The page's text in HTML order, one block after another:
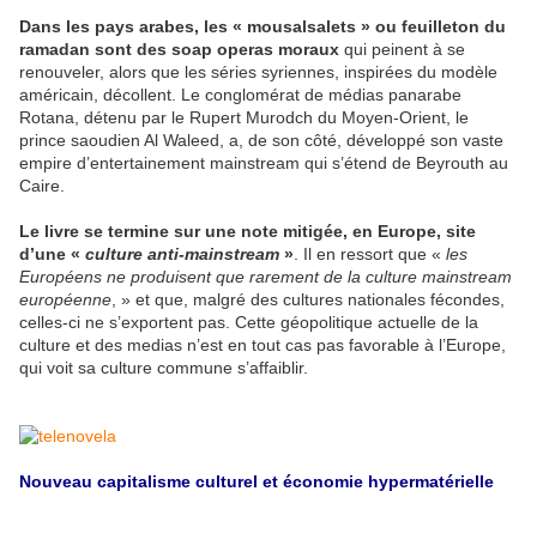
Dans les pays arabes, les « mousalsalets » ou feuilleton du
ramadan sont des soap operas moraux qui peinent à se
renouveler, alors que les séries syriennes, inspirées du modèle
américain, décollent. Le conglomérat de médias panarabe
Rotana, détenu par le Rupert Murodch du Moyen-Orient, le
prince saoudien Al Waleed, a, de son côté, développé son vaste
empire d’entertainement mainstream qui s’étend de Beyrouth au
Caire.
Le livre se termine sur une note mitigée, en Europe, site
d’une « culture anti-mainstream » . Il en ressort que « les
Européens ne produisent que rarement de la culture mainstream
européenne , » et que, malgré des cultures nationales fécondes,
celles-ci ne s’exportent pas. Cette géopolitique actuelle de la
culture et des medias n’est en tout cas pas favorable à l’Europe,
qui voit sa culture commune s’affaiblir.
Nouveau capitalisme culturel et économie hypermatérielle